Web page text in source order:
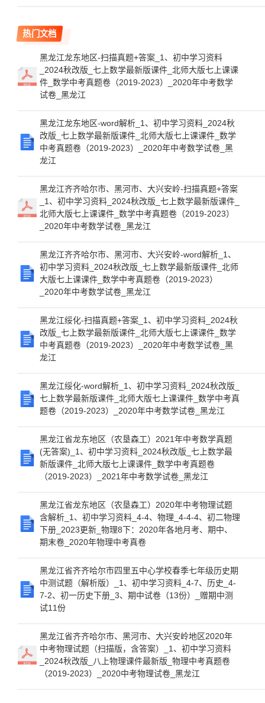
热门文档
黑龙江龙东地区-扫描真题+答案_1、初中学习资料
_2024秋改版_七上数学最新版课件_北师大版七上课课
件_数学中考真题卷（2019-2023）_2020年中考数学
试卷_黑龙江
黑龙江龙东地区-word解析_1、初中学习资料_2024秋
改版_七上数学最新版课件_北师大版七上课课件_数学
中考真题卷（2019-2023）_2020年中考数学试卷_黑
龙江
黑龙江齐齐哈尔市、黑河市、大兴安岭-扫描真题+答案
_1、初中学习资料_2024秋改版_七上数学最新版课件_
北师大版七上课课件_数学中考真题卷（2019-2023）
_2020年中考数学试卷_黑龙江
黑龙江齐齐哈尔市、黑河市、大兴安岭-word解析_1、
初中学习资料_2024秋改版_七上数学最新版课件_北师
大版七上课课件_数学中考真题卷（2019-2023）
_2020年中考数学试卷_黑龙江
黑龙江绥化-扫描真题+答案_1、初中学习资料_2024秋
改版_七上数学最新版课件_北师大版七上课课件_数学
中考真题卷（2019-2023）_2020年中考数学试卷_黑
龙江
黑龙江绥化-word解析_1、初中学习资料_2024秋改版_
七上数学最新版课件_北师大版七上课课件_数学中考真
题卷（2019-2023）_2020年中考数学试卷_黑龙江
黑龙江省龙东地区（农垦森工）2021年中考数学真题
(无答案)_1、初中学习资料_2024秋改版_七上数学最
新版课件_北师大版七上课课件_数学中考真题卷
（2019-2023）_2021年中考数学试卷_黑龙江
黑龙江省龙东地区（农垦森工）2020年中考物理试题
含解析_1、初中学习资料_4-4、物理_4-4-4、初二物理
下册_2023更新_物理8下：2020年各地月考、期中、
期末卷_2020年物理中考真卷
黑龙江省齐齐哈尔市四里五中心学校春季七年级历史期
中测试题（解析版）_1、初中学习资料_4-7、历史_4-
7-2、初一历史下册_3、期中试卷（13份）_赠期中测
试11份
黑龙江省齐齐哈尔市、黑河市、大兴安岭地区2020年
中考物理试题（扫描版，含答案）_1、初中学习资料
_2024秋改版_八上物理课件最新版_物理中考真题卷
（2019-2023）_2020中考物理试卷_黑龙江